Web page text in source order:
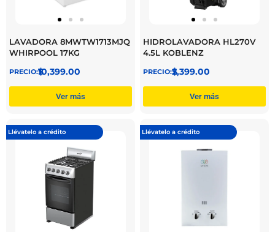
LAVADORA 8MWTW1713MJQ
WHIRPOOL 17KG
$
10,399.00
Ver más
HIDROLAVADORA HL270V
4.5L KOBLENZ
$
2,399.00
Ver más
Llévatelo a crédito Llévatelo a crédito